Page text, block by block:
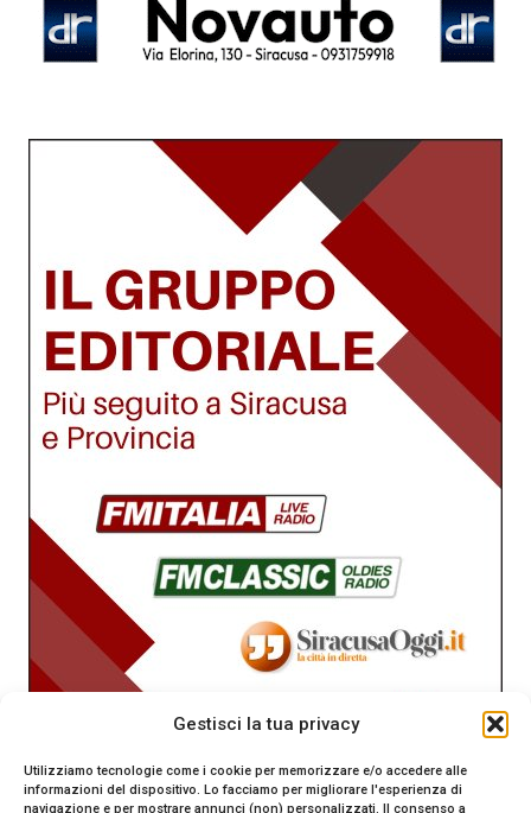
Gestisci la tua privacy
Utilizziamo tecnologie come i cookie per memorizzare e/o accedere alle
informazioni del dispositivo. Lo facciamo per migliorare l'esperienza di
navigazione e per mostrare annunci (non) personalizzati. Il consenso a